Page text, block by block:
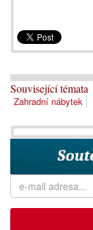
Související témata
Zahradní nábytek